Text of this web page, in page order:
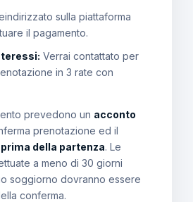
sulla piattaforma
il pagamento.
Verrai contattato per
in 3 rate con
prevedono un acconto
prenotazione ed il
della partenza. Le
a meno di 30 giorni
soggiorno dovranno essere
conferma.